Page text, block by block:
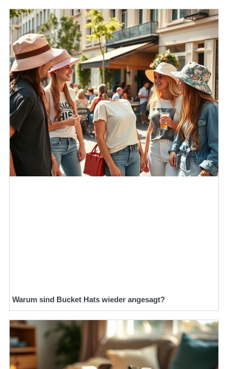
Warum sind Bucket Hats wieder angesagt?